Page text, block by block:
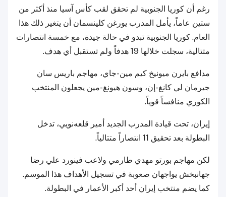
رغم أن كوريا الجنوبية لم تحقق لقب كأس آسيا منذ أكثر من
ستين عاماً، يأمل المدرب يورغن كلينسمان أن يتغير ذلك هذا
العام. كوريا الجنوبية تبدو في حالة جيدة، مع خمسة انتصارات
متتالية، سجلت خلالها 19 هدفاً ولم تستقبل أي هدف.
مدافع بايرن ميونيخ كيم مين-جاي، مهاجم باريس سان
جيرمان لي كانغ-إن، وسون هيونغ-مين يجعلون المنتخب
الكوري منافساً قوياً.
إيران، تحت قيادة المدرب الجديد أمير قلعه‌نويي، تدخل
البطولة بعد تحقيق 11 انتصاراً متتالياً.
لكن مهاجم بورتو مهدي طارمي ولاعب فينورد علي رضا
جهانبخش يواجهان صعوبة في تسجيل الأهداف هذا الموسم.
كما يضم منتخب إيران أحد أكبر الأعمار في البطولة.